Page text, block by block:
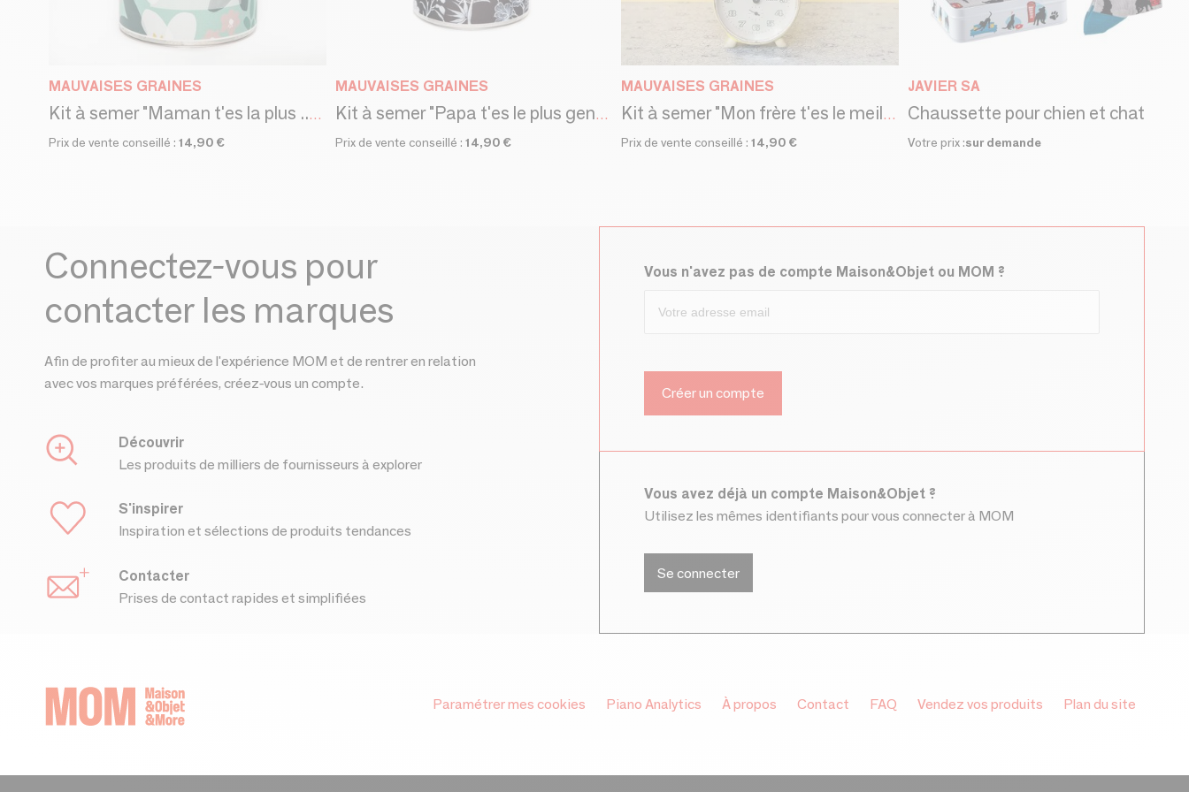
MAUVAISES GRAINES
Kit à semer "Maman t'es la plus ...." Fabriqué en France
Prix de vente conseillé : 14,90 €
MAUVAISES GRAINES
Kit à semer "Papa t'es le plus gentil" Fabriqué en France
Prix de vente conseillé : 14,90 €
MAUVAISES GRAINES
Kit à semer "Mon frère t'es le meilleur"
Prix de vente conseillé : 14,90 €
JAVIER SA
Chaussette pour chien et chat
Votre prix :sur demande
Connectez-vous pour
contacter les marques
Afin de profiter au mieux de l'expérience MOM et de rentrer en relation
avec vos marques préférées, créez-vous un compte.
Découvrir
Les produits de milliers de fournisseurs à explorer
S'inspirer
Inspiration et sélections de produits tendances
Contacter
Prises de contact rapides et simplifiées
Vous n'avez pas de compte Maison&Objet ou MOM ?
Vous avez déjà un compte Maison&Objet ?
Utilisez les mêmes identifiants pour vous connecter à MOM
Se connecter
Paramétrer mes cookies Piano Analytics À propos Contact FAQ Vendez vos produits Plan du site